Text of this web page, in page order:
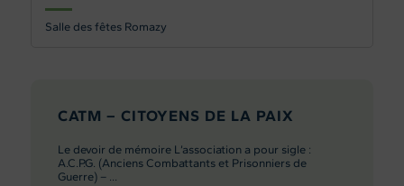
Salle des fêtes Romazy
CATM – CITOYENS DE LA PAIX
Le devoir de mémoire L’association a pour sigle :
A.C.P.G. (Anciens Combattants et Prisonniers de
Guerre) – ...